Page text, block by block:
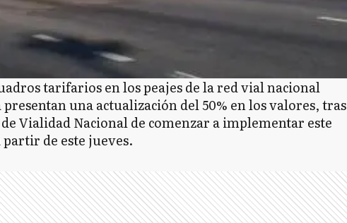
tarifarios en los peajes de la red vial nacional
presentan una actualización del 50% en los valores, tras
Vialidad Nacional de comenzar a implementar este
de este jueves.